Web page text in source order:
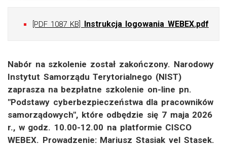
[PDF 1087 KB] Instrukcja logowania WEBEX.pdf
Nabór na szkolenie został zakończony. Narodowy
Instytut Samorządu Terytorialnego (NIST)
zaprasza na bezpłatne szkolenie on-line pn.
"Podstawy cyberbezpieczeństwa dla pracowników
samorządowych", które odbędzie się 7 maja 2026
r., w godz. 10.00-12.00 na platformie CISCO
WEBEX. Prowadzenie: Mariusz Stasiak vel Stasek.